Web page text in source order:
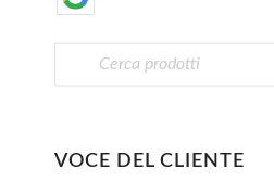
VOCE DEL CLIENTE